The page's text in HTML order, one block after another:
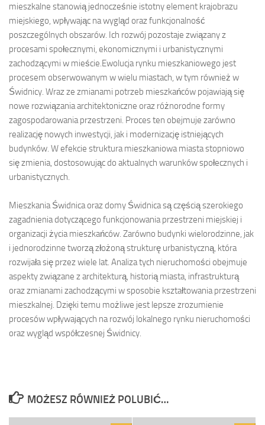
mieszkalne stanowią jednocześnie istotny element krajobrazu
miejskiego, wpływając na wygląd oraz funkcjonalność
poszczególnych obszarów. Ich rozwój pozostaje związany z
procesami społecznymi, ekonomicznymi i urbanistycznymi
zachodzącymi w mieście.Ewolucja rynku mieszkaniowego jest
procesem obserwowanym w wielu miastach, w tym również w
Świdnicy. Wraz ze zmianami potrzeb mieszkańców pojawiają się
nowe rozwiązania architektoniczne oraz różnorodne formy
zagospodarowania przestrzeni. Proces ten obejmuje zarówno
realizację nowych inwestycji, jak i modernizację istniejących
budynków. W efekcie struktura mieszkaniowa miasta stopniowo
się zmienia, dostosowując do aktualnych warunków społecznych i
urbanistycznych.
Mieszkania Świdnica oraz domy Świdnica są częścią szerokiego
zagadnienia dotyczącego funkcjonowania przestrzeni miejskiej i
organizacji życia mieszkańców. Zarówno budynki wielorodzinne, jak
i jednorodzinne tworzą złożoną strukturę urbanistyczną, która
rozwijała się przez wiele lat. Analiza tych nieruchomości obejmuje
aspekty związane z architekturą, historią miasta, infrastrukturą
oraz zmianami zachodzącymi w sposobie kształtowania przestrzeni
mieszkalnej. Dzięki temu możliwe jest lepsze zrozumienie
procesów wpływających na rozwój lokalnego rynku nieruchomości
oraz wygląd współczesnej Świdnicy.
MOŻESZ RÓWNIEŻ POLUBIĆ…